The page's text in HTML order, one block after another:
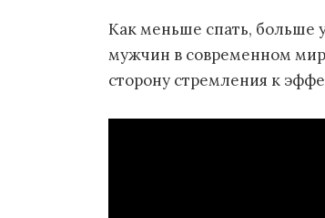
Как меньше спать, больше
мужчин в современном
сторону стремления к